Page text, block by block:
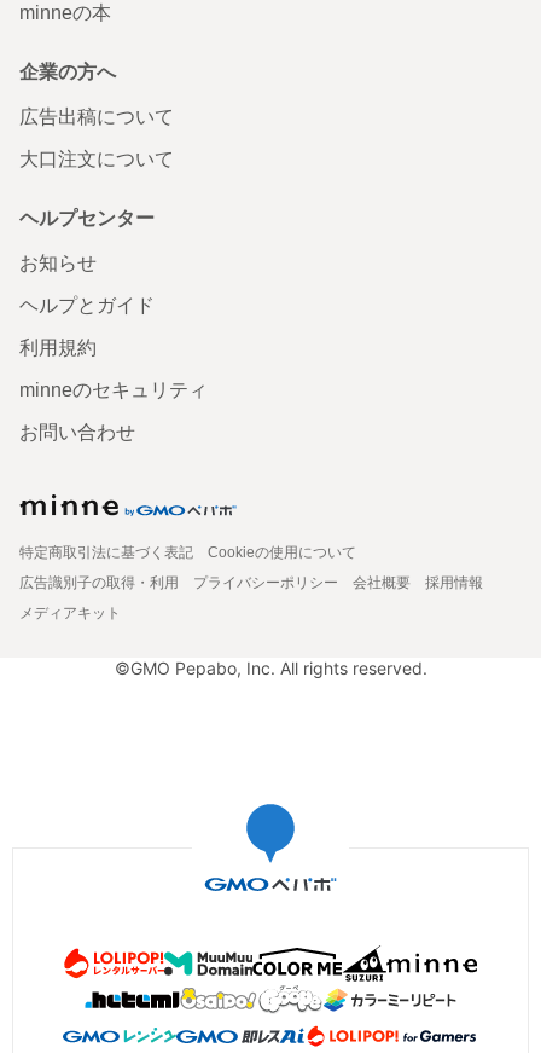
minneの本
企業の方へ
広告出稿について
大口注文について
ヘルプセンター
お知らせ
ヘルプとガイド
利用規約
minneのセキュリティ
お問い合わせ
特定商取引法に基づく表記
Cookieの使用について
広告識別子の取得・利用
プライバシーポリシー 会社概要
採用情報
メディアキット
©GMO Pepabo, Inc. All rights reserved.